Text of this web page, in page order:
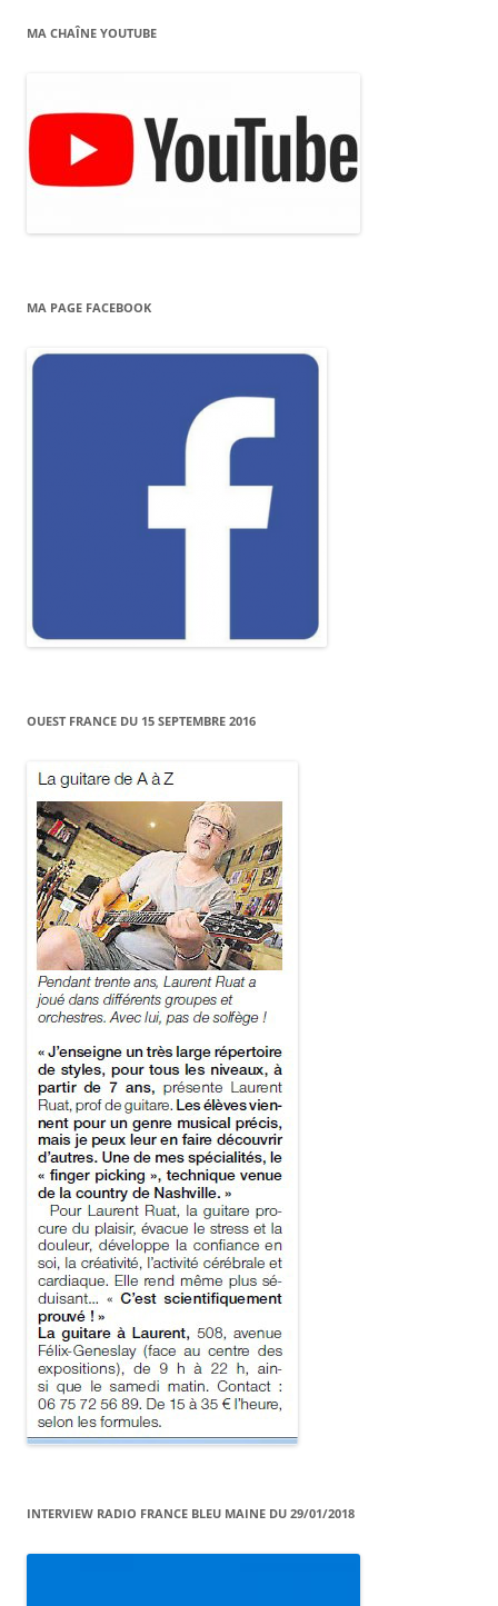
MA CHAÎNE YOUTUBE
MA PAGE FACEBOOK
OUEST FRANCE DU 15 SEPTEMBRE 2016
INTERVIEW RADIO FRANCE BLEU MAINE DU 29/01/2018